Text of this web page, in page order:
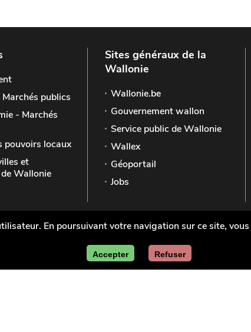
publics
- Marchés
pouvoirs locaux
et
Wallonie
Sites généraux de la
Wallonie
Wallonie.be
Gouvernement wallon
Service public de Wallonie
Wallex
Géoportail
Jobs
En poursuivant votre navigation sur ce site,
Accepter Refuser
Mentions légales